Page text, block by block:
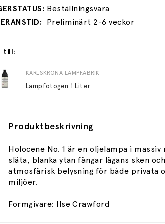
Preliminärt 2-6 veckor
till:
KARLSKRONA LAMPFABRIK
Lampfotogen 1 Liter
Produktbeskrivning
Holocene No. 1 är en oljelampa i massiv
släta, blanka ytan fångar lågans sken
atmosfärisk belysning för både privata
miljöer.
Formgivare: Ilse Crawford